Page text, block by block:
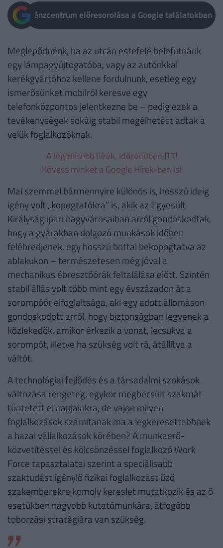
Pénzcentrum előresorolása a Google találatokban
Meglepődnénk, ha az utcán estefelé belefutnánk
egy lámpagyújtogatóba, vagy az autónkkal
kerékgyártóhoz kellene fordulnunk, esetleg egy
ismerősünket mobilról keresve egy
telefonközpontos jelentkezne be – pedig ezek a
tevékenységek sokáig stabil megélhetést adtak a
velük foglalkozóknak.
A legfrissebb hírek, időrendben ITT!
Kövess minket a Google Hírek-ben is!
Mai szemmel bármennyire különös is, hosszú ideig
igény volt „kopogtatókra” is, akik az Egyesült
Királyság ipari nagyvárosaiban arról gondoskodtak,
hogy a gyárakban dolgozó munkások időben
felébredjenek, egy hosszú bottal bekopogtatva az
ablakukon – természetesen még jóval a
mechanikus ébresztőórák feltalálása előtt. Szintén
stabil állás volt több mint egy évszázadon át a
sorompóőr elfoglaltsága, aki egy adott állomáson
gondoskodott arról, hogy biztonságban legyenek a
közlekedők, amikor érkezik a vonat, lecsukva a
sorompót, illetve ha szükség volt rá, átállítva a
váltót.
A technológiai fejlődés és a társadalmi szokások
változása rengeteg, egykor megbecsült szakmát
tüntetett el napjainkra, de vajon milyen
foglalkozások számítanak ma a legkeresettebbnek
a hazai vállalkozások körében? A munkaerő-
közvetítéssel és kölcsönzéssel foglalkozó Work
Force tapasztalatai szerint a speciálisabb
szaktudást igénylő fizikai foglalkozást űző
szakemberekre komoly kereslet mutatkozik és az ő
esetükben nagyobb kutatómunkára, átfogóbb
toborzási stratégiára van szükség.